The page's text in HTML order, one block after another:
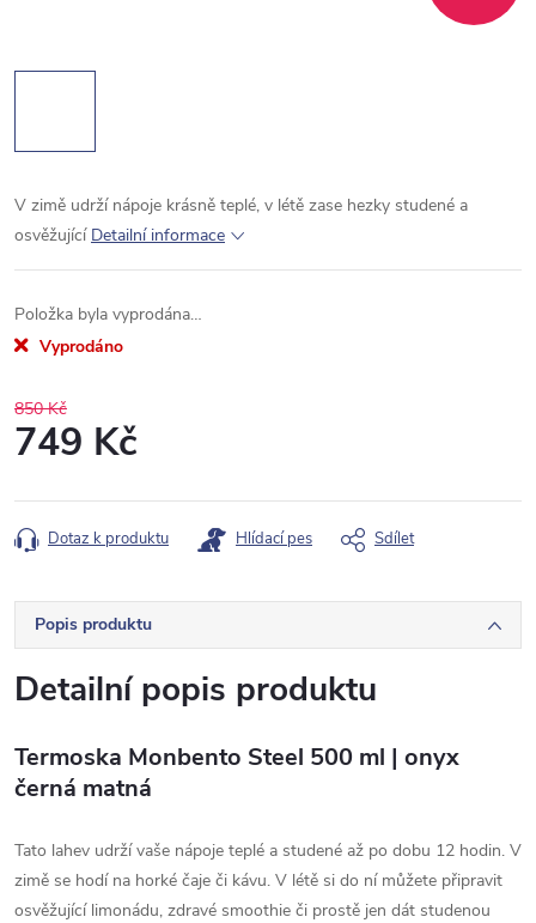
V zimě udrží nápoje krásně teplé, v létě zase hezky studené a
osvěžující Detailní informace
Položka byla vyprodána…
Vyprodáno
850 Kč
749 Kč
cena:
Dotaz k produktu Hlídací pes Sdílet
Popis produktu
Detailní popis produktu
Termoska Monbento Steel 500 ml | onyx
černá matná
Tato lahev udrží vaše nápoje teplé a studené až po dobu 12 hodin. V
zimě se hodí na horké čaje či kávu. V létě si do ní můžete připravit
osvěžující limonádu, zdravé smoothie či prostě jen dát studenou